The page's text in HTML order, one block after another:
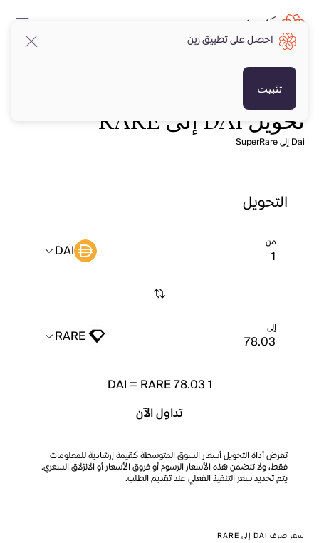
تحويل DAI إلى RARE
Dai إلى SuperRare
التحويل
من DAI
إلى RARE
1
DAI = RARE 78.03
تداول الآن
تعرض أداة التحويل أسعار السوق المتوسطة كقيمة إرشادية للمعلومات
فقط، ولا تتضمن هذه الأسعار الرسوم أو فروق الأسعار أو الانزلاق السعري.
يتم تحديد سعر التنفيذ الفعلي عند تقديم الطلب.
سعر صرف DAI إلى RARE
احصل على تطبيق رين
تثبيت